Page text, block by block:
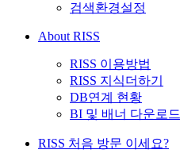
검색환경설정
About RISS
RISS 이용방법
RISS 지식더하기
DB연계 현황
BI 및 배너 다운로드
RISS 처음 방문 이세요?